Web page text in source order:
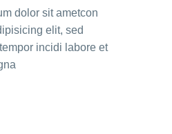
dolor sit ametcon
elit, sed
incidi labore et